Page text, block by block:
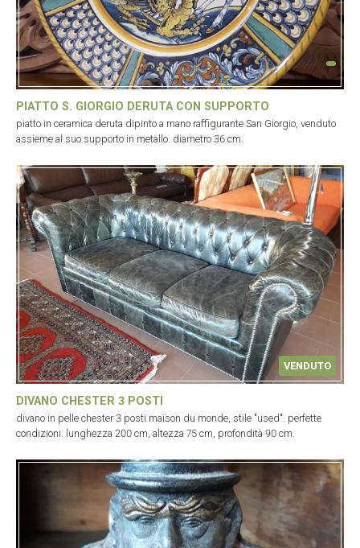
PIATTO S. GIORGIO DERUTA CON SUPPORTO
piatto in ceramica deruta dipinto a mano raffigurante San Giorgio, venduto
assieme al suo supporto in metallo. diametro 36 cm.
VENDUTO
DIVANO CHESTER 3 POSTI
divano in pelle chester 3 posti maison du monde, stile "used". perfette
condizioni. lunghezza 200 cm, altezza 75 cm, profondità 90 cm.